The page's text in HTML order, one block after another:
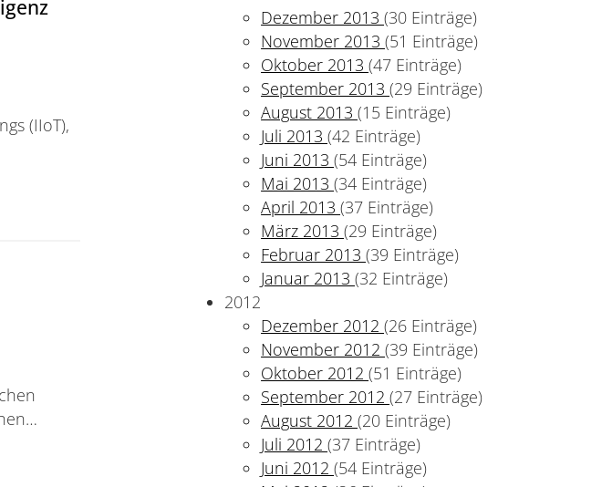
(IIoT),
Seitenkanalangriffe
Wissenschaftler stellen Ergebnisse vor
Dezember 2013(30 Einträge)
November 2013(51 Einträge)
Oktober 2013(47 Einträge)
September 2013(29 Einträge)
August 2013(15 Einträge)
Juli 2013(42 Einträge)
Juni 2013(54 Einträge)
Mai 2013(34 Einträge)
April 2013(37 Einträge)
März 2013(29 Einträge)
Februar 2013(39 Einträge)
Januar 2013(32 Einträge)
2012
Dezember 2012(26 Einträge)
November 2012(39 Einträge)
Oktober 2012(51 Einträge)
September 2012(27 Einträge)
August 2012(20 Einträge)
Juli 2012(37 Einträge)
Juni 2012(54 Einträge)